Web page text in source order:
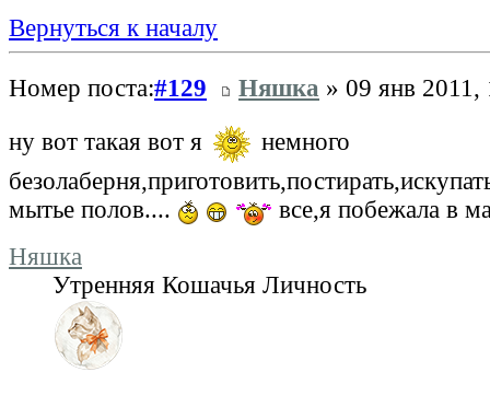
Вернуться к началу
Номер поста:#129 Няшка » 09 янв 2011,
ну вот такая вот я
немного
мытье полов....
все,я побежала в
Няшка
Утренняя Кошачья Личность